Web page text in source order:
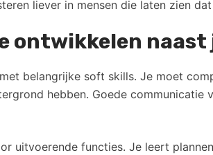
liever in mensen die laten zien
ontwikkelen
belangrijke soft skills. Je moet
hebben. Goede
uitvoerende functies. Je leert